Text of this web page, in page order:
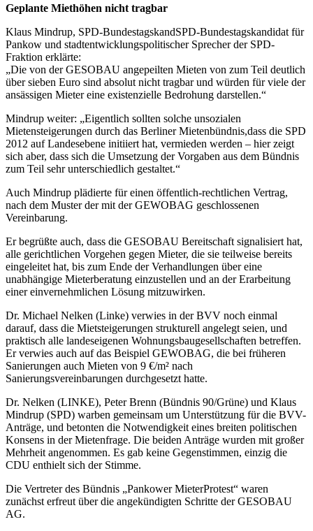
Geplante Miethöhen nicht tragbar
Klaus Mindrup, SPD-BundestagskandSPD-Bundestagskandidat für
Pankow und stadtentwicklungspolitischer Sprecher der SPD-
Fraktion erklärte:
„Die von der GESOBAU angepeilten Mieten von zum Teil deutlich
über sieben Euro sind absolut nicht tragbar und würden für viele der
ansässigen Mieter eine existenzielle Bedrohung darstellen.“
Mindrup weiter: „Eigentlich sollten solche unsozialen
Mietensteigerungen durch das Berliner Mietenbündnis,dass die SPD
2012 auf Landesebene initiiert hat, vermieden werden – hier zeigt
sich aber, dass sich die Umsetzung der Vorgaben aus dem Bündnis
zum Teil sehr unterschiedlich gestaltet.“
Auch Mindrup plädierte für einen öffentlich-rechtlichen Vertrag,
nach dem Muster der mit der GEWOBAG geschlossenen
Vereinbarung.
Er begrüßte auch, dass die GESOBAU Bereitschaft signalisiert hat,
alle gerichtlichen Vorgehen gegen Mieter, die sie teilweise bereits
eingeleitet hat, bis zum Ende der Verhandlungen über eine
unabhängige Mieterberatung einzustellen und an der Erarbeitung
einer einvernehmlichen Lösung mitzuwirken.
Dr. Michael Nelken (Linke) verwies in der BVV noch einmal
darauf, dass die Mietsteigerungen strukturell angelegt seien, und
praktisch alle landeseigenen Wohnungsbaugesellschaften betreffen.
Er verwies auch auf das Beispiel GEWOBAG, die bei früheren
Sanierungen auch Mieten von 9 €/m² nach
Sanierungsvereinbarungen durchgesetzt hatte.
Dr. Nelken (LINKE), Peter Brenn (Bündnis 90/Grüne) und Klaus
Mindrup (SPD) warben gemeinsam um Unterstützung für die BVV-
Anträge, und betonten die Notwendigkeit eines breiten politischen
Konsens in der Mietenfrage. Die beiden Anträge wurden mit großer
Mehrheit angenommen. Es gab keine Gegenstimmen, einzig die
CDU enthielt sich der Stimme.
Die Vertreter des Bündnis „Pankower MieterProtest“ waren
zunächst erfreut über die angekündigten Schritte der GESOBAU
AG.